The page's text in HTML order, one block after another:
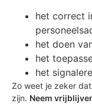
het correct
het doen
het
het
Zo weet je zeker
zijn. Neem